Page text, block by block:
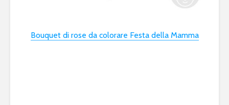
Bouquet di rose da colorare Festa della Mamma